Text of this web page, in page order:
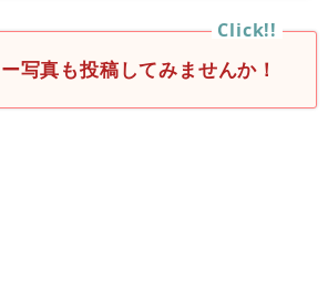
写真も投稿してみませんか！